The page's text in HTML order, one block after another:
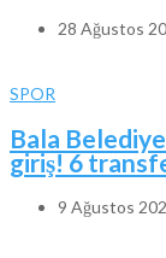
28 Ağustos
SPOR
Bala
giriş! 6
9 Ağustos